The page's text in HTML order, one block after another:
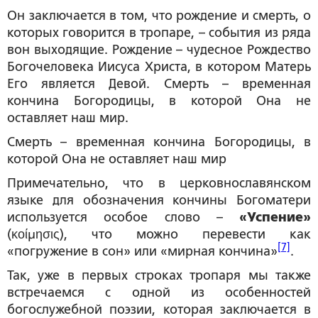
Он заключается в том, что рождение и смерть, о
которых говорится в тропаре, – события из ряда
вон выходящие. Рождение – чудесное Рождество
Богочеловека Иисуса Христа, в котором Матерь
Его является Девой. Смерть – временная
кончина Богородицы, в которой Она не
оставляет наш мир.
Смерть – временная кончина Богородицы, в
которой Она не оставляет наш мир
Примечательно, что в церковнославянском
языке для обозначения кончины Богоматери
используется особое слово – «Успение»
(κοίμησις), что можно перевести как
«погружение в сон» или «мирная кончина» [7] .
Так, уже в первых строках тропаря мы также
встречаемся с одной из особенностей
богослужебной поэзии, которая заключается в